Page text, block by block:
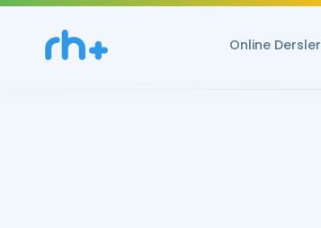
Online Dersler